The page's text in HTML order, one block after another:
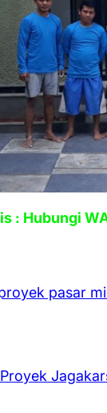
: Hubungi
pasar